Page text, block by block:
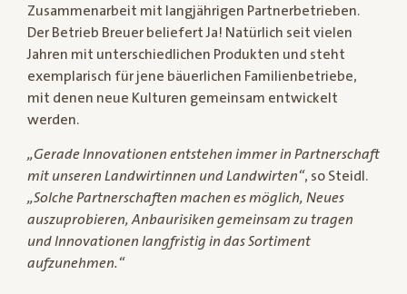
Zusammenarbeit mit langjährigen Partnerbetrieben.
Der Betrieb Breuer beliefert Ja! Natürlich seit vielen
Jahren mit unterschiedlichen Produkten und steht
exemplarisch für jene bäuerlichen Familienbetriebe,
mit denen neue Kulturen gemeinsam entwickelt
werden.
„Gerade Innovationen entstehen immer in Partnerschaft
mit unseren Landwirtinnen und Landwirten“, so Steidl.
„Solche Partnerschaften machen es möglich, Neues
auszuprobieren, Anbaurisiken gemeinsam zu tragen
und Innovationen langfristig in das Sortiment
aufzunehmen.“